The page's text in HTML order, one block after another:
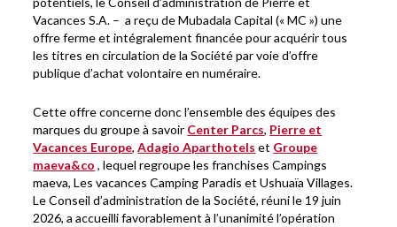
Vacances S.A. – a reçu de Mubadala Capital (« MC ») une
offre ferme et intégralement financée pour acquérir tous
les titres en circulation de la Société par voie d’offre
publique d’achat volontaire en numéraire.
Cette offre concerne donc l’ensemble des équipes des
marques du groupe à savoir Center Parcs, Pierre et
Vacances Europe,Adagio Aparthotels et Groupe
maeva&co , lequel regroupe les franchises Campings
maeva, Les vacances Camping Paradis et Ushuaïa Villages.
Le Conseil d’administration de la Société, réuni le 19 juin
2026, a accueilli favorablement à l’unanimité l’opération